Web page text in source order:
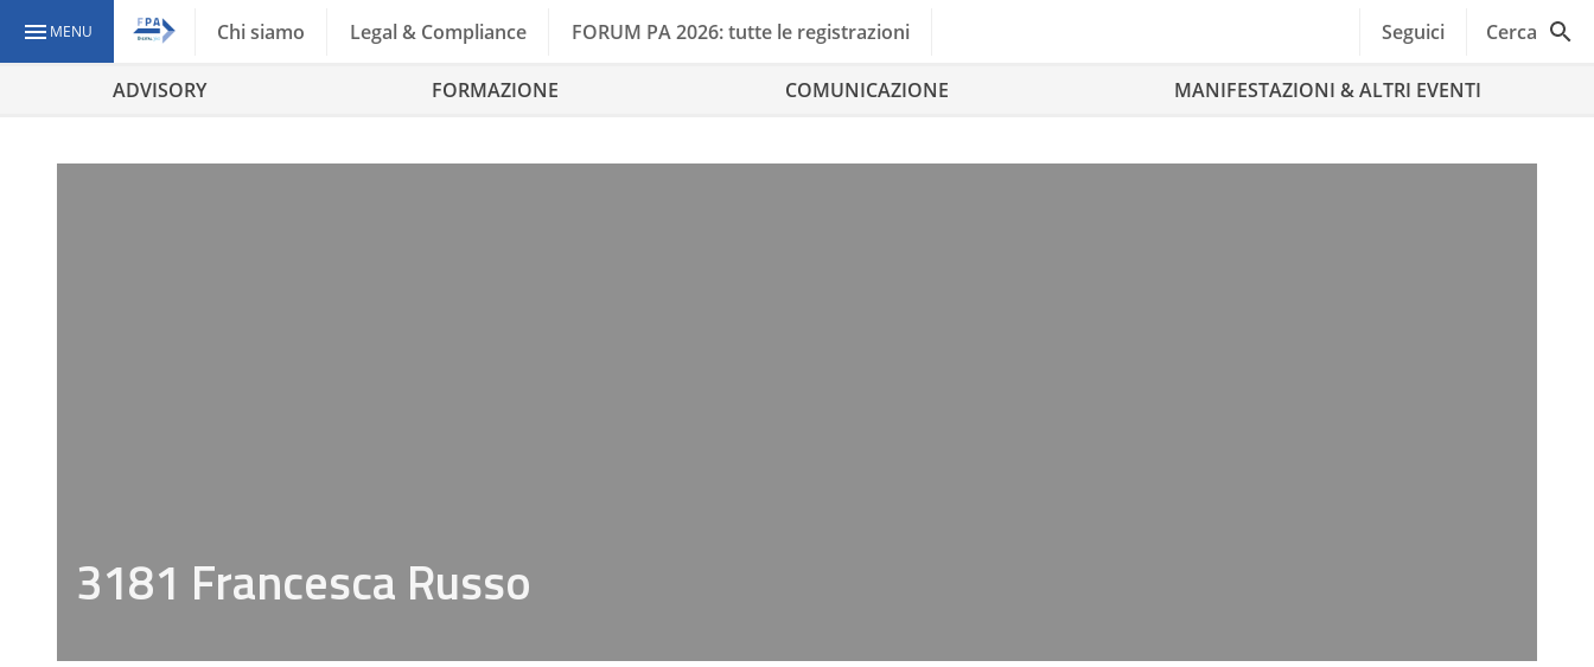
MENU Chi siamo Legal & Compliance FORUM PA 2026: tutte le registrazioni Seguici Cerca
ADVISORY FORMAZIONE COMUNICAZIONE MANIFESTAZIONI & ALTRI EVENTI
3181 Francesca Russo